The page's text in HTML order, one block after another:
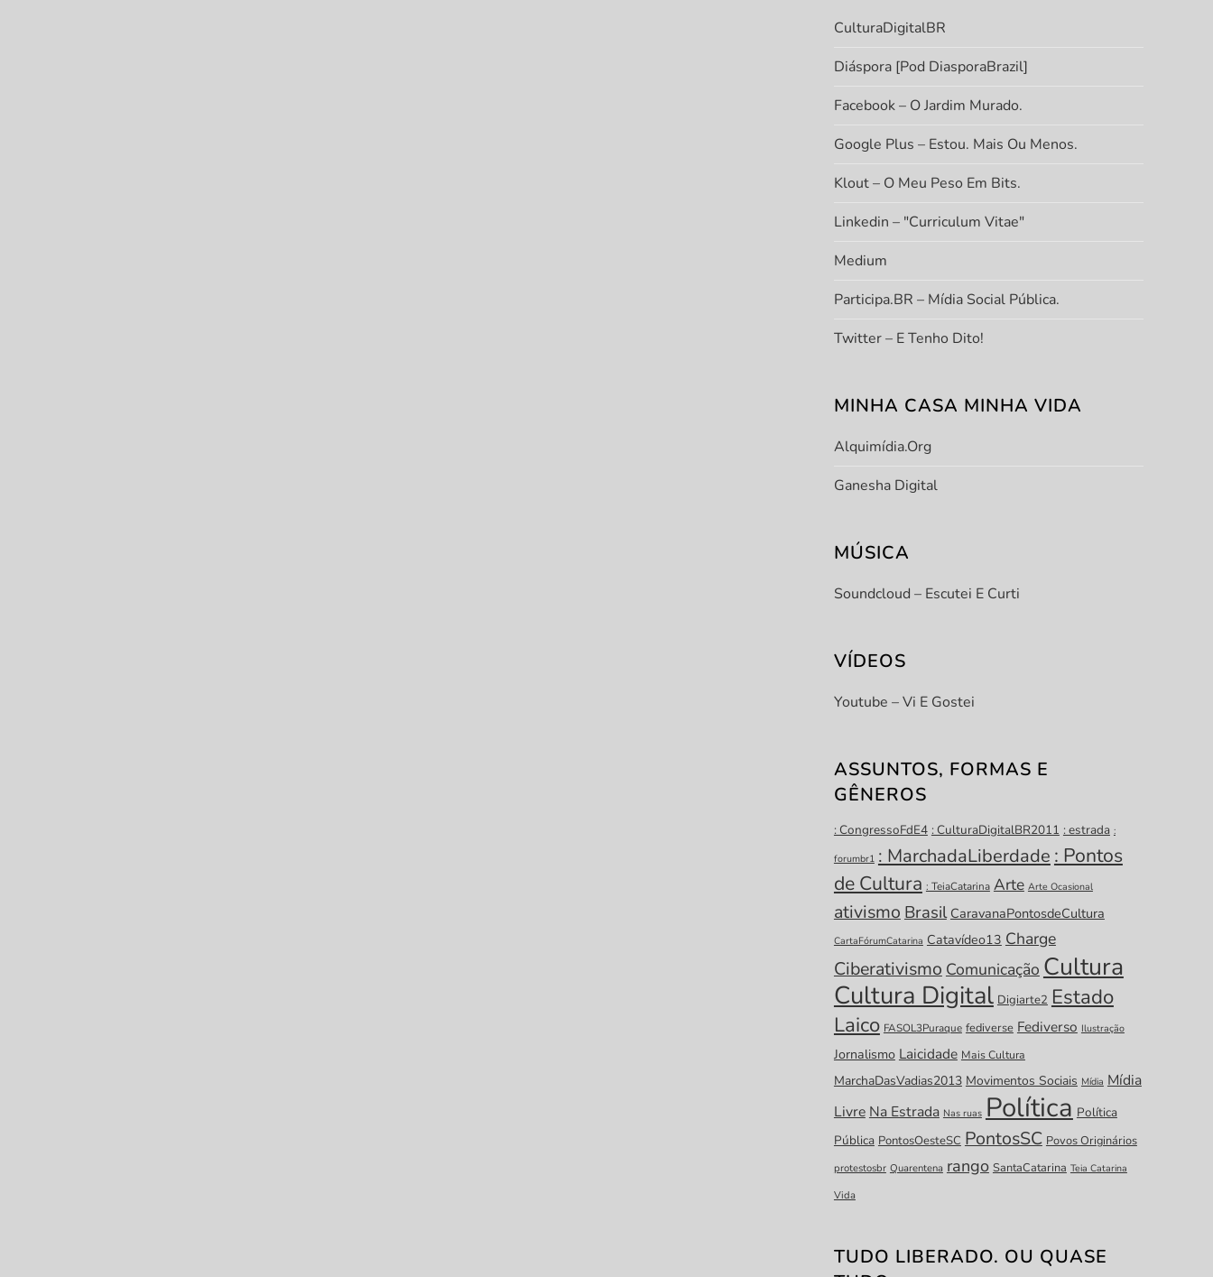
CulturaDigitalBR
Diáspora [Pod DiasporaBrazil]
Facebook – O Jardim Murado.
Google Plus – Estou. Mais Ou Menos.
Klout – O Meu Peso Em Bits.
Linkedin – "Curriculum Vitae"
Medium
Participa.BR – Mídia Social Pública.
Twitter – E Tenho Dito!
MINHA CASA MINHA VIDA
Alquimídia.org
Ganesha Digital
MÚSICA
Soundcloud – Escutei E Curti
VÍDEOS
Youtube – Vi E Gostei
ASSUNTOS, FORMAS E
GÊNEROS
: CongressoFdE4 : CulturaDigitalBR2011 : estrada :
forumbr1 : MarchadaLiberdade : Pontos
de Cultura : TeiaCatarina Arte Arte Ocasional
ativismo Brasil CaravanaPontosdeCultura
CartaFórumCatarina Catavídeo13 Charge
Ciberativismo Comunicação Cultura
Cultura Digital Digiarte2 Estado
Laico FASOL3Puraque fediverse Fediverso Ilustração
Jornalismo Laicidade Mais Cultura
MarchaDasVadias2013 Movimentos Sociais Mídia Mídia
Livre Na Estrada Nas ruas Política Política
Pública PontosOesteSC PontosSC Povos Originários
protestosbr Quarentena rango SantaCatarina Teia Catarina
Vida
TUDO LIBERADO. OU QUASE